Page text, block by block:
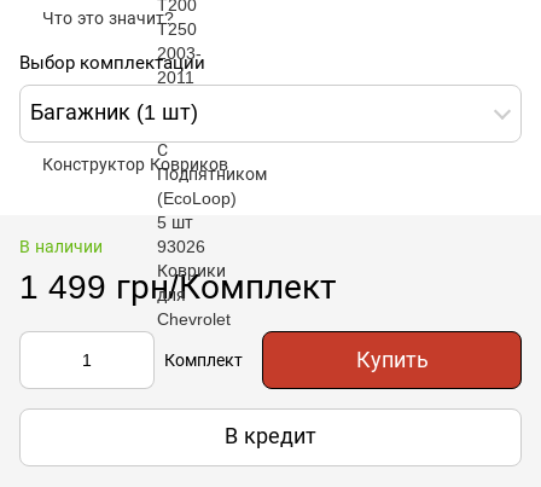
Что это значит?
Выбор комплектации
Багажник (1 шт)
Конструктор Ковриков
В наличии
1 499 грн/Комплект
Комплект Купить
В кредит